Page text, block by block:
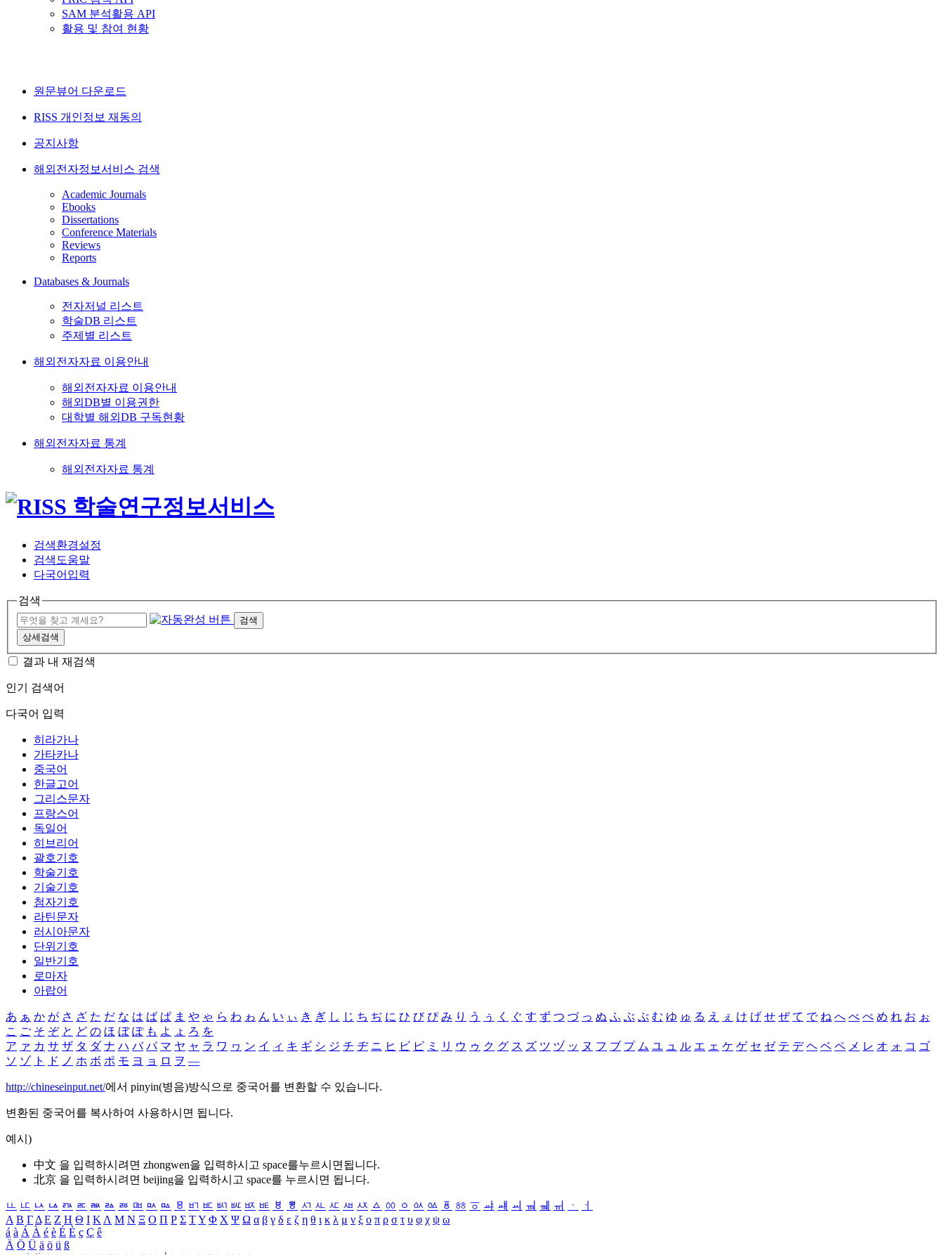
SAM 분석활용 API
활용 및 참여 현황
원문뷰어 다운로드
RISS 개인정보 재동의
공지사항
해외전자정보서비스 검색
Academic Journals
Ebooks
Dissertations
Conference Materials
Reviews
Reports
Databases & Journals
전자저널 리스트
학술DB 리스트
주제별 리스트
해외전자자료 이용안내
해외전자자료 이용안내
해외DB별 이용권한
대학별 해외DB 구독현황
해외전자자료 통계
해외전자자료 통계
검색환경설정
검색도움말
다국어입력
검색
검색
상세검색
결과 내 재검색
인기 검색어
다국어 입력
히라가나
가타카나
중국어
한글고어
그리스문자
프랑스어
독일어
히브리어
괄호기호
학술기호
기술기호
첨자기호
라틴문자
러시아문자
단위기호
일반기호
로마자
아랍어
あ ぁ か が さ ざ た だ な は ば ぱ ま や ゃ ら わ ゎ ん い ぃ き ぎ し じ ち ぢ に ひ び ぴ み り う ぅ く ぐ す ず つ づ っ ぬ ふ ぶ ぷ む ゆ ゅ る え ぇ け げ せ ぜ て で ね へ べ ぺ め れ お ぉ
こ ご そ ぞ と ど の ほ ぼ ぽ も よ ょ ろ を
ア ァ カ サ ザ タ ダ ナ ハ バ パ マ ヤ ャ ラ ワ ヮ ン イ ィ キ ギ シ ジ チ ヂ ニ ヒ ビ ピ ミ リ ウ ゥ ク グ ス ズ ツ ヅ ッ ヌ フ ブ プ ム ユ ュ ル エ ェ ケ ゲ セ ゼ テ デ ヘ ベ ペ メ レ オ ォ コ ゴ
ソ ゾ ト ド ノ ホ ボ ポ モ ヨ ョ ロ ヲ ―
http://chineseinput.net/에서 pinyin(병음)방식으로 중국어를 변환할 수 있습니다.
변환된 중국어를 복사하여 사용하시면 됩니다.
예시)
中文 을 입력하시려면 zhongwen을 입력하시고 space를누르시면됩니다.
北京 을 입력하시려면 beijing을 입력하시고 space를 누르시면 됩니다.
ㅥ ㅦ ㅧ ㅨ ㅩ ㅪ ㅫ ㅬ ㅭ ㅮ ㅯ ㅰ ㅱ ㅲ ㅳ ㅴ ㅵ ㅶ ㅷ ㅸ ㅹ ㅺ ㅻ ㅼ ㅽ ㅾ ㅿ ㆀ ㆁ ㆂ ㆃ ㆄ ㆅ ㆆ ㆇ ㆈ ㆉ ㆊ ㆋ ㆌ ㆍ
ㆎ
Α Β ΓΔ Ε Ζ Η Θ Ι ΚΛ Μ Ν Ξ Ο Π Ρ Σ ΤΥ Φ Χ Ψ Ω α β γ δ ε ζ η θ ι κ λ μ ν ξ ο π ρ σ τ υ φ χ ψ ω
á à Á À é è É È ç Ç ê
Ä Ö Ü ä ö ü ß